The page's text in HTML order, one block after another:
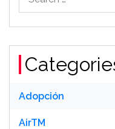
for:
Adopción
AirTM